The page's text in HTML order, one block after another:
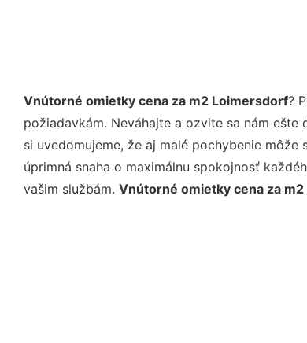
Vnútorné omietky cena za m2 Loimersdorf?
požiadavkám. Neváhajte a ozvite sa nám
si uvedomujeme, že aj malé pochybenie
úprimná snaha o maximálnu spokojnosť
vašim službám. Vnútorné omietky cena za